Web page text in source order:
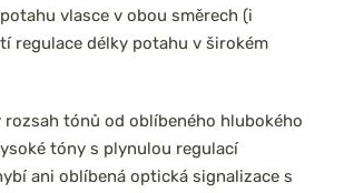
vlasce v obou směrech (i
regulace délky potahu v širokém
rozsah tónů od oblíbeného hlubokého
tóny s plynulou regulací
ani oblíbená optická signalizace s